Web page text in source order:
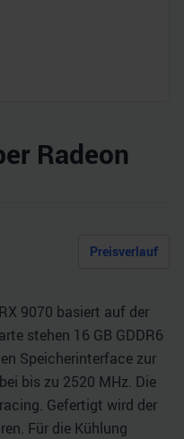
Radeon
Preisverlauf
9070 basiert auf der
stehen 16 GB GDDR6
Speicherinterface zur
bis zu 2520 MHz. Die
Gefertigt wird der
Für die Kühlung